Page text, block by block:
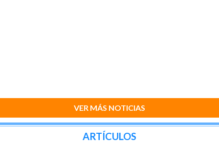
VER MÁS NOTICIAS
ARTÍCULOS